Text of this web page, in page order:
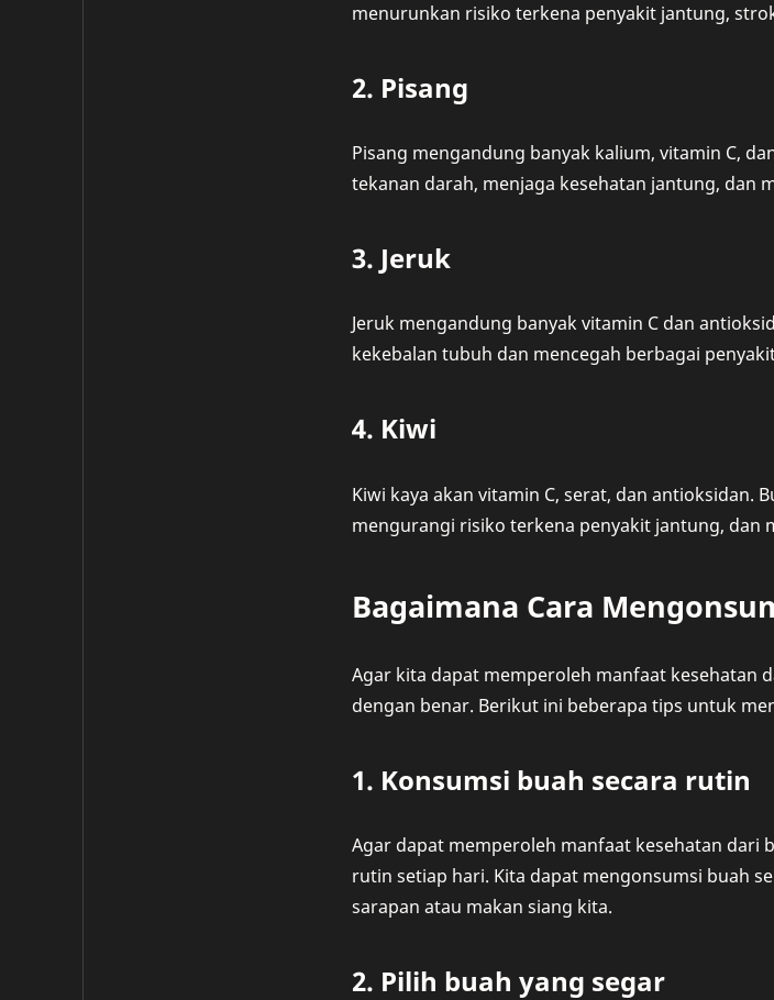
menurunkan risiko terkena penyakit jantung,
2. Pisang
Pisang mengandung banyak kalium, vitamin C,
tekanan darah, menjaga kesehatan jantung, dan
3. Jeruk
Jeruk mengandung banyak vitamin C dan
kekebalan tubuh dan mencegah berbagai
4. Kiwi
Kiwi kaya akan vitamin C, serat, dan antioksidan.
mengurangi risiko terkena penyakit jantung, dan
Bagaimana Cara
Agar kita dapat memperoleh manfaat kesehatan
dengan benar. Berikut ini beberapa tips untuk
1. Konsumsi buah secara rutin
Agar dapat memperoleh manfaat kesehatan dari
rutin setiap hari. Kita dapat mengonsumsi buah
sarapan atau makan siang kita.
2. Pilih buah yang segar